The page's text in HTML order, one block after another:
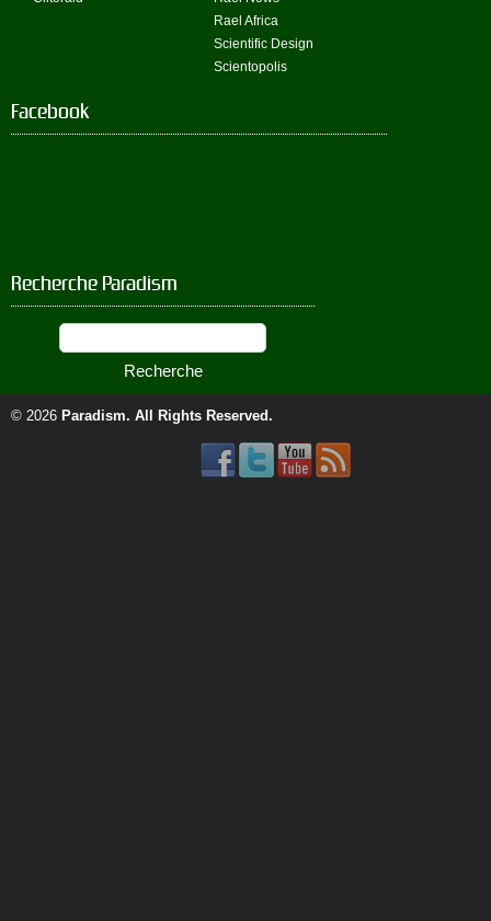
Rael Africa
Scientific Design
Scientopolis
Facebook
Recherche Paradism
© 2026 Paradism. All Rights Reserved.